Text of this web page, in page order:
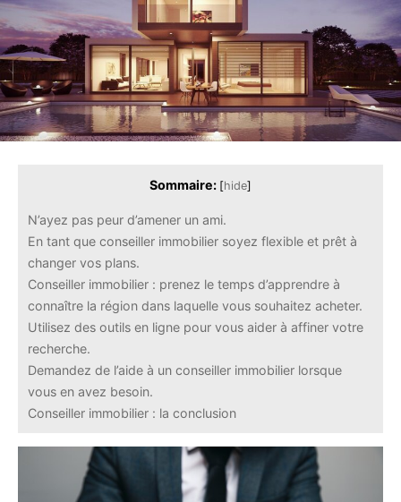
Sommaire: [hide]
N’ayez pas peur d’amener un ami.
En tant que conseiller immobilier soyez flexible et prêt à
changer vos plans.
Conseiller immobilier : prenez le temps d’apprendre à
connaître la région dans laquelle vous souhaitez acheter.
Utilisez des outils en ligne pour vous aider à affiner votre
recherche.
Demandez de l’aide à un conseiller immobilier lorsque
vous en avez besoin.
Conseiller immobilier : la conclusion